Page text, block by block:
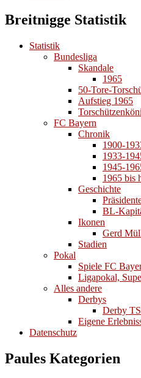
Breitnigge Statistik
Statistik
Bundesliga
Skandale
1965
50-Tore-
Aufstieg 1965
FC Bayern
Chronik
1900-
1933-
1945-
1965 bis
Geschichte
BL-
Ikonen
Gerd
Stadien
Pokal
Spiele FC
Ligapokal,
Alles andere
Derbys
Derby
Eigene
Datenschutz
Paules Kategorien